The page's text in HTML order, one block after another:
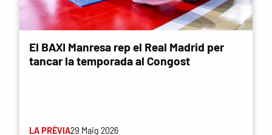
El BAXI Manresa rep el Real Madrid per
tancar la temporada al Congost
LA PRÈVIA29 Maig 2026